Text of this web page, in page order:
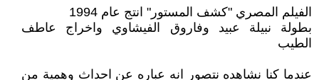
الفيلم المصري ‏"‎كشف المستور" انتج عام 1994
بطولة نبيلة عبيد وفاروق الفيشاوي واخراج عاطف
الطيب
عندما كنا نشاهده نتصور انه عباره عن احداث وهمية من